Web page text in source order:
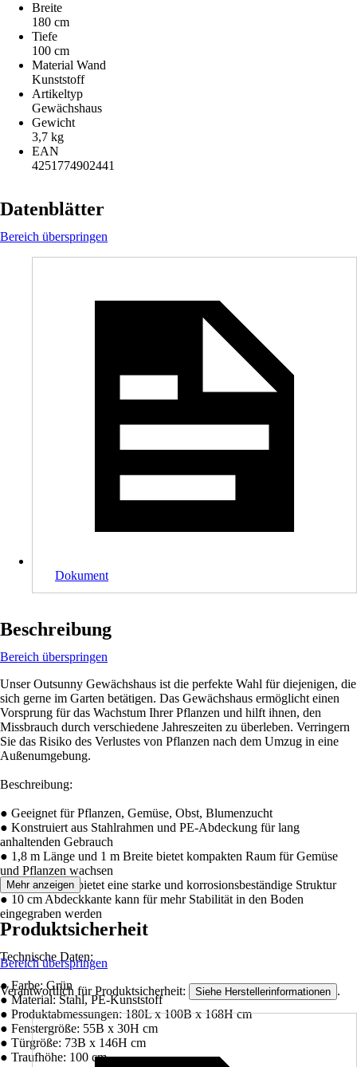
Breite
180 cm
Tiefe
100 cm
Material Wand
Kunststoff
Artikeltyp
Gewächshaus
Gewicht
3,7 kg
EAN
4251774902441
Datenblätter
Bereich überspringen
Dokument
Beschreibung
Bereich überspringen
Unser Outsunny Gewächshaus ist die perfekte Wahl für diejenigen, die
sich gerne im Garten betätigen. Das Gewächshaus ermöglicht einen
Vorsprung für das Wachstum Ihrer Pflanzen und hilft ihnen, den
Missbrauch durch verschiedene Jahreszeiten zu überleben. Verringern
Sie das Risiko des Verlustes von Pflanzen nach dem Umzug in eine
Außenumgebung.
Beschreibung:
● Geeignet für Pflanzen, Gemüse, Obst, Blumenzucht
● Konstruiert aus Stahlrahmen und PE-Abdeckung für lang
anhaltenden Gebrauch
● 1,8 m Länge und 1 m Breite bietet kompakten Raum für Gemüse
und Pflanzen wachsen
● Stahlrahmen bietet eine starke und korrosionsbeständige Struktur
● 10 cm Abdeckkante kann für mehr Stabilität in den Boden
eingegraben werden
Technische Daten:
● Farbe: Grün
● Material: Stahl, PE-Kunststoff
● Produktabmessungen: 180L x 100B x 168H cm
● Fenstergröße: 55B x 30H cm
● Türgröße: 73B x 146H cm
● Traufhöhe: 100 cm
Mehr anzeigen
Produktsicherheit
Bereich überspringen
Verantwortlich für Produktsicherheit: Siehe Herstellerinformationen .